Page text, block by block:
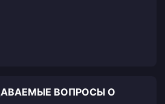
ВОПРОСЫ О